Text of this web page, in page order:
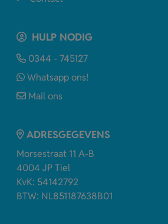
HULP NODIG
0344 - 745127
Whatsapp ons!
Mail ons
ADRESGEGEVENS
Morsestraat 11 A-B
4004 JP Tiel
KvK: 54142792
BTW: NL851187638B01